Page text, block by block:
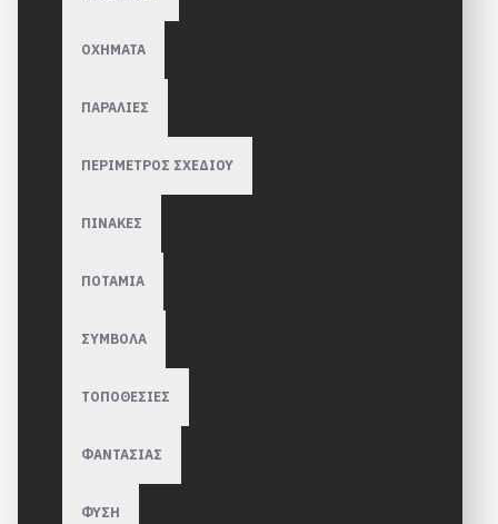
ΟΧΗΜΑΤΑ
ΠΑΡΑΛΙΕΣ
ΠΕΡΙΜΕΤΡΟΣ ΣΧΕΔΙΟΥ
ΠΙΝΑΚΕΣ
ΠΟΤΑΜΙΑ
ΣΥΜΒΟΛΑ
ΤΟΠΟΘΕΣΙΕΣ
ΦΑΝΤΑΣΙΑΣ
ΦΥΣΗ